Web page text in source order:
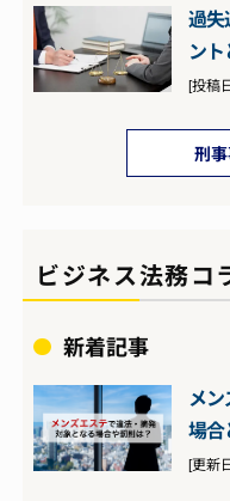
過失
ン
[投稿
刑
ビジネス法務コ
新着記事
メ
場
[更新